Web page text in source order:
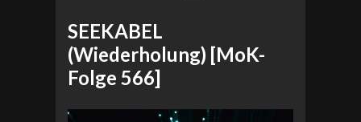
SEEKABEL
(Wiederholung) [MoK-
Folge 566]